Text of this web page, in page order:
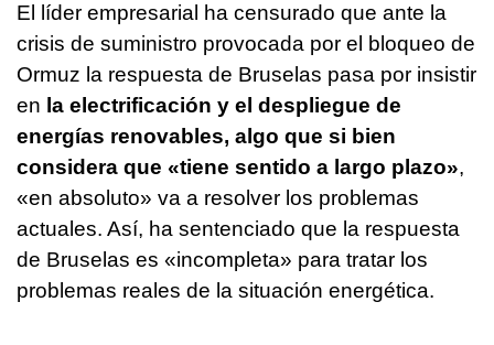
El líder empresarial ha censurado que ante la
crisis de suministro provocada por el bloqueo de
Ormuz la respuesta de Bruselas pasa por insistir
en la electrificación y el despliegue de
energías renovables, algo que si bien
considera que «tiene sentido a largo plazo»,
«en absoluto» va a resolver los problemas
actuales. Así, ha sentenciado que la respuesta
de Bruselas es «incompleta» para tratar los
problemas reales de la situación energética.